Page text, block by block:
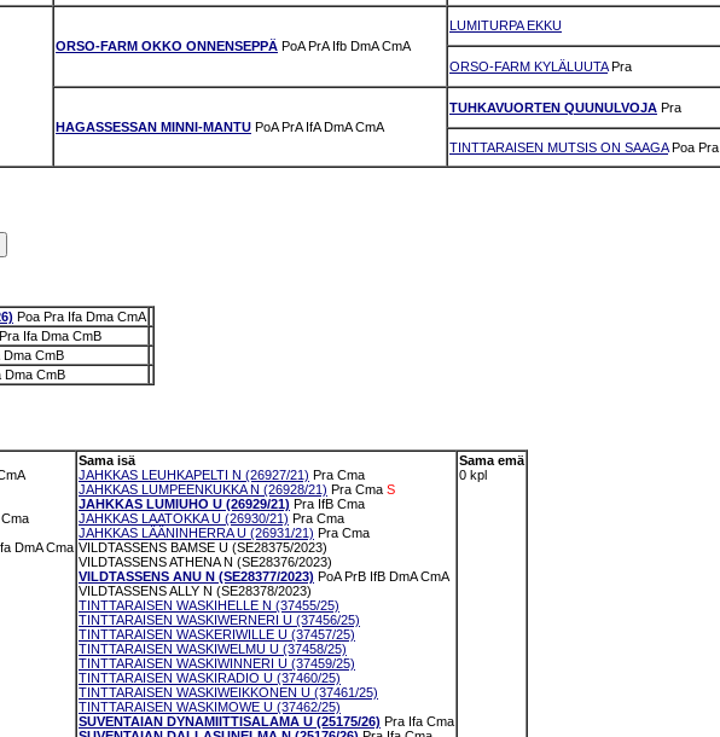
ORSO-FARM OKKO ONNENSEPPÄ PoA PrA Ifb DmA CmA
LUMITURPA EKKU
ORSO-FARM KYLÄLUUTA Pra
HAGASSESSAN MINNI-MANTU PoA PrA IfA DmA CmA
TUHKAVUORTEN QUUNULVOJA Pra
TINTTARAISEN MUTSIS ON SAAGA Poa Pra
Poa Pra Ifa Dma CmA
Pra Ifa Dma CmB
Dma CmB
Dma CmB
Cma
DmA Cma
Sama isä
JAHKKAS LEUHKAPELTI N (26927/21) Pra Cma
JAHKKAS LUMPEENKUKKA N (26928/21) Pra Cma S
JAHKKAS LUMIUHO U (26929/21) Pra IfB Cma
JAHKKAS LAATOKKA U (26930/21) Pra Cma
JAHKKAS LÄÄNINHERRA U (26931/21) Pra Cma
VILDTASSENS BAMSE U (SE28375/2023)
VILDTASSENS ATHENA N (SE28376/2023)
VILDTASSENS ANU N (SE28377/2023) PoA PrB IfB DmA CmA
VILDTASSENS ALLY N (SE28378/2023)
TINTTARAISEN WASKIHELLE N (37455/25)
TINTTARAISEN WASKIWERNERI U (37456/25)
TINTTARAISEN WASKERIWILLE U (37457/25)
TINTTARAISEN WASKIWELMU U (37458/25)
TINTTARAISEN WASKIWINNERI U (37459/25)
TINTTARAISEN WASKIRADIO U (37460/25)
TINTTARAISEN WASKIWEIKKONEN U (37461/25)
TINTTARAISEN WASKIMOWE U (37462/25)
SUVENTAIAN DYNAMIITTISALAMA U (25175/26) Pra Ifa Cma
Sama emä
0 kpl